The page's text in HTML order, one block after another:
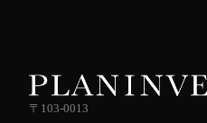
〒103-0013